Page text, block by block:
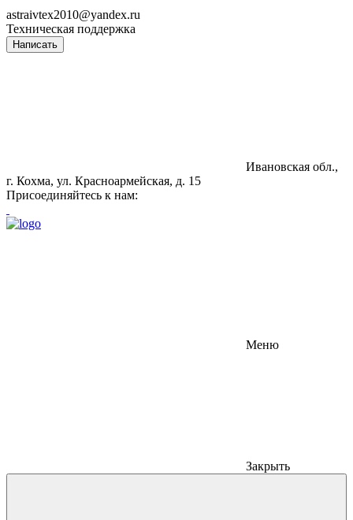
astraivtex2010@yandex.ru
Техническая поддержка
Написать
Ивановская обл.,
г. Кохма, ул. Красноармейская, д. 15
Присоединяйтесь к нам:
Меню
Закрыть